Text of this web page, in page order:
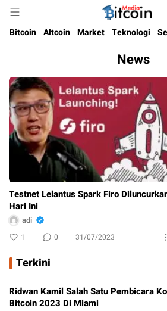
Bitcoin Media Indonesia
Media Bitcoin dan Cryptocurrency, dan
Bitcoin Altcoin Market Teknologi
News
Testnet Lelantus Spark Firo
Hari Ini
adi
1 0 31/07/2023
Terkini
Ridwan Kamil Salah Satu Pembicara
Bitcoin 2023 Di Miami